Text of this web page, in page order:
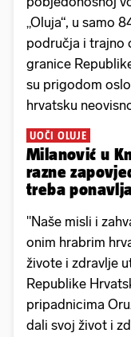
„Oluja“, u samo
područja i trajno
granice
su prigodom
hrvatsku
UOČI OLUJE
Milanović u
razne
treba
"Naše misli i
onim hrabrim
živote i zdravlje
Republike
pripadnicima
dali svoj život i